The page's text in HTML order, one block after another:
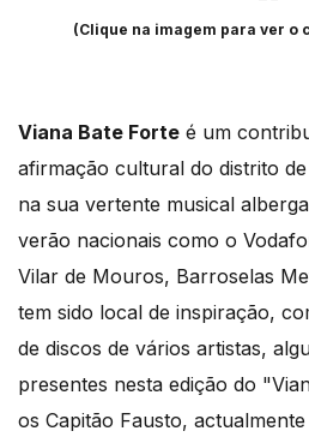
(Clique na imagem para ver o
Viana Bate Forte é um
afirmação cultural do distrito
na sua vertente musical
verão nacionais como o
Vilar de Mouros, Barroselas
tem sido local de inspiração,
de discos de vários artistas,
presentes nesta edição do
os Capitão Fausto,